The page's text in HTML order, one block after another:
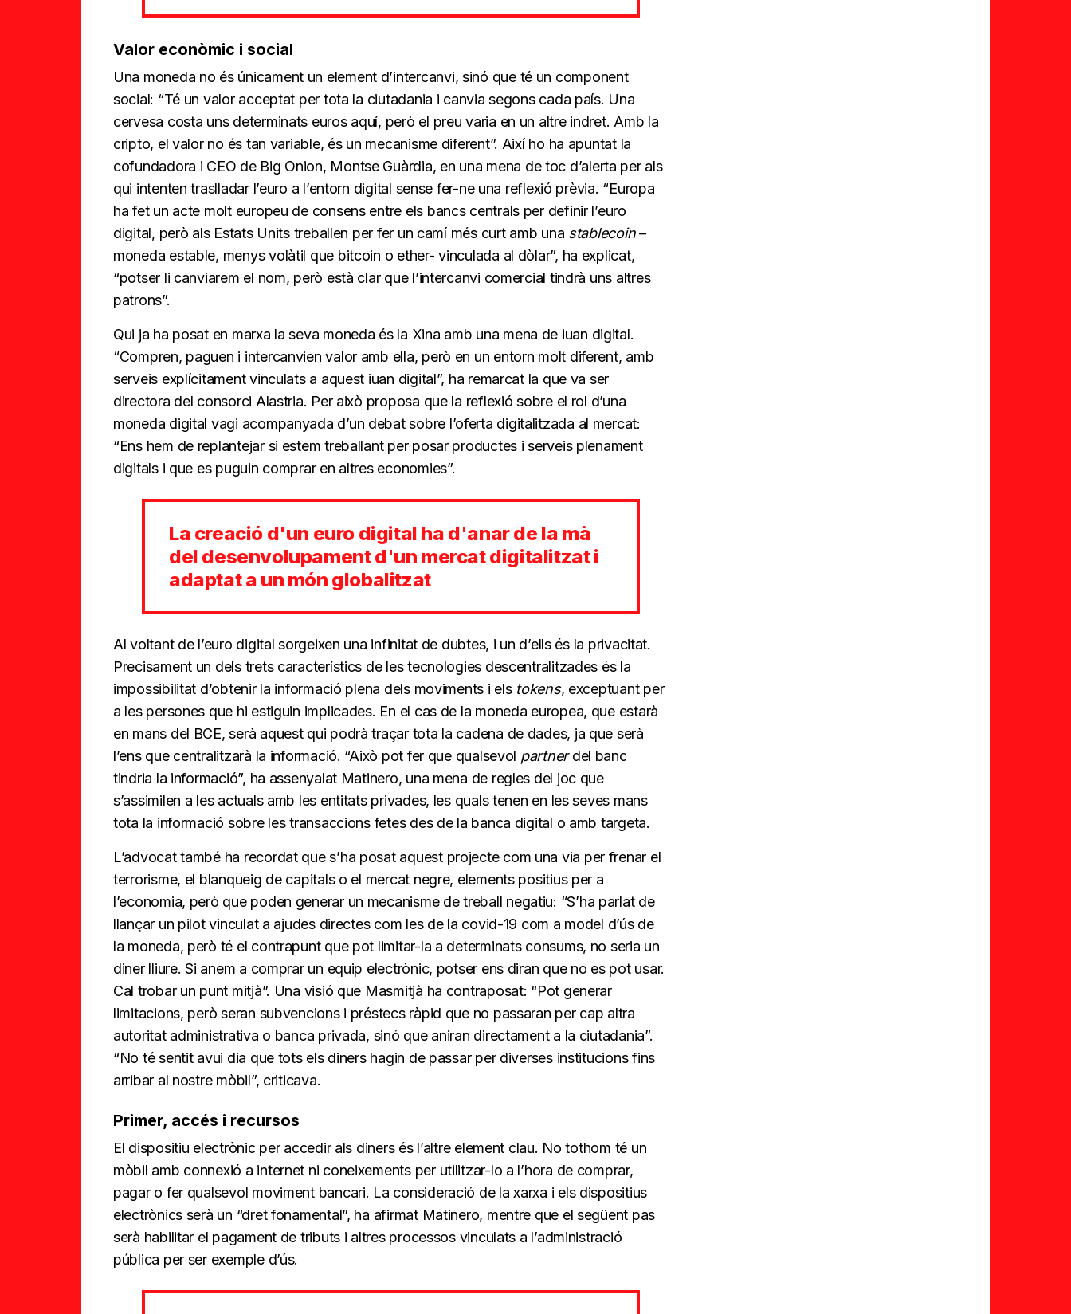
Valor econòmic i social
Una moneda no és únicament un element d’intercanvi, sinó que té un component
social: “Té un valor acceptat per tota la ciutadania i canvia segons cada país. Una
cervesa costa uns determinats euros aquí, però el preu varia en un altre indret. Amb la
cripto, el valor no és tan variable, és un mecanisme diferent”. Així ho ha apuntat la
cofundadora i CEO de Big Onion, Montse Guàrdia, en una mena de toc d’alerta per als
qui intenten traslladar l’euro a l’entorn digital sense fer-ne una reflexió prèvia. “Europa
ha fet un acte molt europeu de consens entre els bancs centrals per definir l’euro
digital, però als Estats Units treballen per fer un camí més curt amb una stablecoin–
moneda estable, menys volàtil que bitcoin o ether- vinculada al dòlar”, ha explicat,
“potser li canviarem el nom, però està clar que l’intercanvi comercial tindrà uns altres
patrons”.
Qui ja ha posat en marxa la seva moneda és la Xina amb una mena de iuan digital.
“Compren, paguen i intercanvien valor amb ella, però en un entorn molt diferent, amb
serveis explícitament vinculats a aquest iuan digital”, ha remarcat la que va ser
directora del consorci Alastria. Per això proposa que la reflexió sobre el rol d’una
moneda digital vagi acompanyada d’un debat sobre l’oferta digitalitzada al mercat:
“Ens hem de replantejar si estem treballant per posar productes i serveis plenament
digitals i que es puguin comprar en altres economies”.
La creació d'un euro digital ha d'anar de la mà
del desenvolupament d'un mercat digitalitzat i
adaptat a un món globalitzat
Al voltant de l’euro digital sorgeixen una infinitat de dubtes, i un d’ells és la privacitat.
Precisament un dels trets característics de les tecnologies descentralitzades és la
impossibilitat d’obtenir la informació plena dels moviments i els tokens, exceptuant per
a les persones que hi estiguin implicades. En el cas de la moneda europea, que estarà
en mans del BCE, serà aquest qui podrà traçar tota la cadena de dades, ja que serà
l’ens que centralitzarà la informació. “Això pot fer que qualsevol partnerdel banc
tindria la informació”, ha assenyalat Matinero, una mena de regles del joc que
s’assimilen a les actuals amb les entitats privades, les quals tenen en les seves mans
tota la informació sobre les transaccions fetes des de la banca digital o amb targeta.
L’advocat també ha recordat que s’ha posat aquest projecte com una via per frenar el
terrorisme, el blanqueig de capitals o el mercat negre, elements positius per a
l’economia, però que poden generar un mecanisme de treball negatiu: “S’ha parlat de
llançar un pilot vinculat a ajudes directes com les de la covid-19 com a model d’ús de
la moneda, però té el contrapunt que pot limitar-la a determinats consums, no seria un
diner lliure. Si anem a comprar un equip electrònic, potser ens diran que no es pot usar.
Cal trobar un punt mitjà”. Una visió que Masmitjà ha contraposat: “Pot generar
limitacions, però seran subvencions i préstecs ràpid que no passaran per cap altra
autoritat administrativa o banca privada, sinó que aniran directament a la ciutadania”.
“No té sentit avui dia que tots els diners hagin de passar per diverses institucions fins
arribar al nostre mòbil”, criticava.
Primer, accés i recursos
El dispositiu electrònic per accedir als diners és l’altre element clau. No tothom té un
mòbil amb connexió a internet ni coneixements per utilitzar-lo a l’hora de comprar,
pagar o fer qualsevol moviment bancari. La consideració de la xarxa i els dispositius
electrònics serà un “dret fonamental”, ha afirmat Matinero, mentre que el següent pas
serà habilitar el pagament de tributs i altres processos vinculats a l’administració
pública per ser exemple d’ús.